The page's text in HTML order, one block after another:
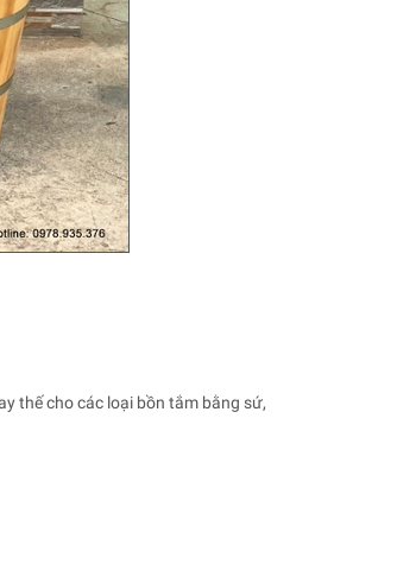
thế cho các loại bồn tắm bằng sứ,